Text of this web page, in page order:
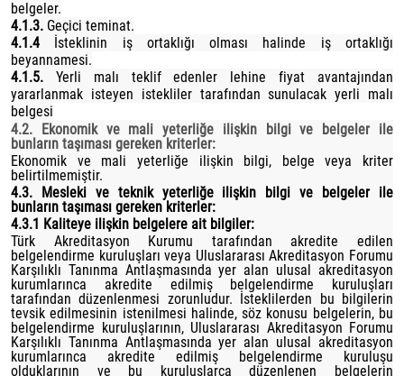
belgeler.
4.1.3. Geçici teminat.
4.1.4 İsteklinin iş ortaklığı olması halinde iş ortaklığı
beyannamesi.
4.1.5. Yerli malı teklif edenler lehine fiyat avantajından
yararlanmak isteyen istekliler tarafından sunulacak yerli malı
belgesi
4.2. Ekonomik ve mali yeterliğe ilişkin bilgi ve belgeler ile
bunların taşıması gereken kriterler:
Ekonomik ve mali yeterliğe ilişkin bilgi, belge veya kriter
belirtilmemiştir.
4.3. Mesleki ve teknik yeterliğe ilişkin bilgi ve belgeler ile
bunların taşıması gereken kriterler:
4.3.1 Kaliteye ilişkin belgelere ait bilgiler:
Türk Akreditasyon Kurumu tarafından akredite edilen
belgelendirme kuruluşları veya Uluslararası Akreditasyon Forumu
Karşılıklı Tanınma Antlaşmasında yer alan ulusal akreditasyon
kurumlarınca akredite edilmiş belgelendirme kuruluşları
tarafından düzenlenmesi zorunludur. İsteklilerden bu bilgilerin
tevsik edilmesinin istenilmesi halinde, söz konusu belgelerin, bu
belgelendirme kuruluşlarının, Uluslararası Akreditasyon Forumu
Karşılıklı Tanınma Antlaşmasında yer alan ulusal akreditasyon
kurumlarınca akredite edilmiş belgelendirme kuruluşu
olduklarının ve bu kuruluşlarca düzenlenen belgelerin